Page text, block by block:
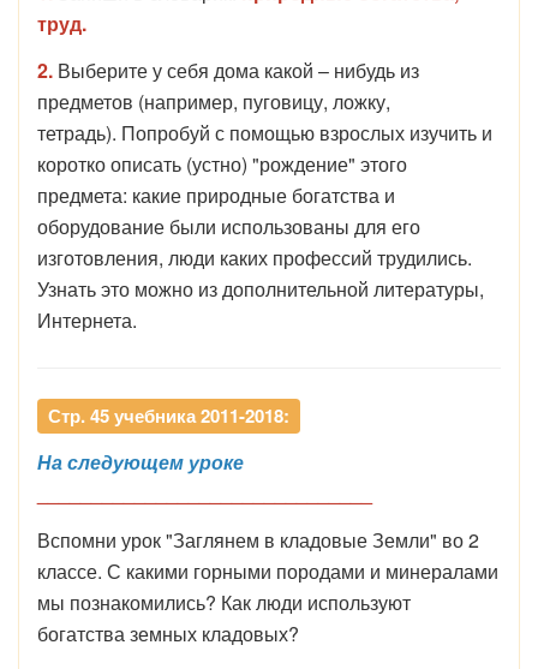
труд.
2. Выберите у себя дома какой – нибудь из
предметов (например, пуговицу, ложку,
тетрадь). Попробуй с помощью взрослых изучить и
коротко описать (устно) "рождение" этого
предмета: какие природные богатства и
оборудование были использованы для его
изготовления, люди каких профессий трудились.
Узнать это можно из дополнительной литературы,
Интернета.
Стр. 45 учебника 2011-2018:
На следующем уроке
Вспомни урок "Заглянем в кладовые Земли" во 2
классе. С какими горными породами и минералами
мы познакомились? Как люди используют
богатства земных кладовых?